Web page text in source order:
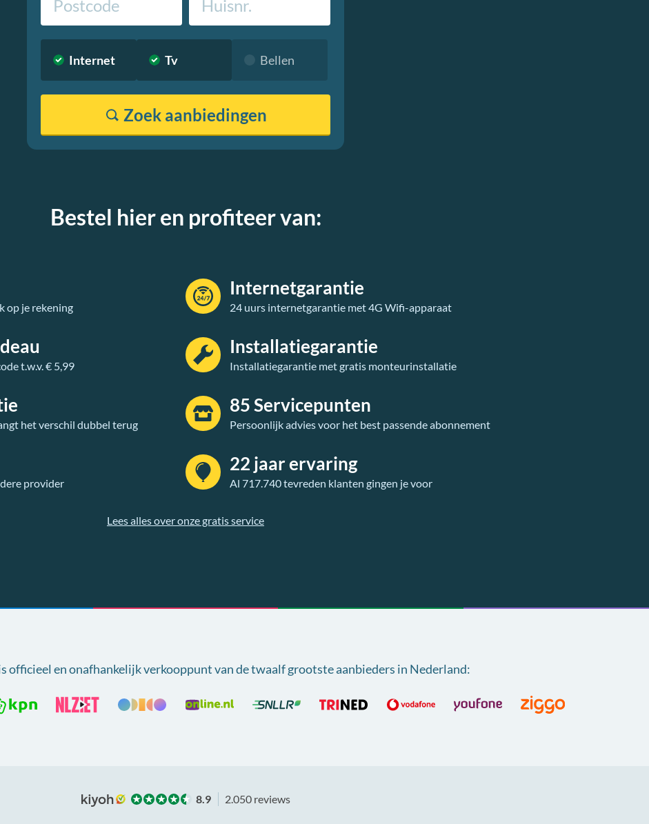
Internet Tv Bellen
Zoek aanbiedingen
Bestel hier en profiteer van:
op je rekening
t.w.v. € 5,99
het verschil dubbel terug
provider
Internetgarantie
24 uurs internetgarantie met 4G Wifi-apparaat
Installatiegarantie
Installatiegarantie met gratis monteurinstallatie
85 Servicepunten
Persoonlijk advies voor het best passende abonnement
22 jaar ervaring
Al 717.740 tevreden klanten gingen je voor
Lees alles over onze gratis service
officieel en onafhankelijk verkooppunt vande twaalf grootste aanbieders in Nederland:
8.9 2.050 reviews